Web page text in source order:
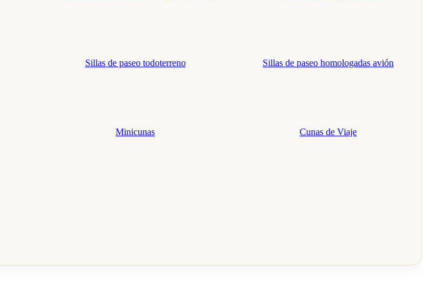
Sillas de paseo todoterreno Sillas de paseo homologadas avión
Minicunas Cunas de Viaje